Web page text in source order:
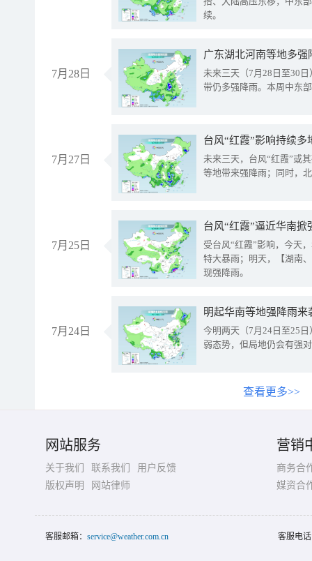
续。
7月28日
广东湖北河南等地多
未来三天（7月28日至30
带仍多强降雨。本周中东
7月27日
台风“红霞”影响持续
未来三天，台风“红霞”或
等地带来强降雨；同时，
7月25日
台风“红霞”逼近华南
受台风“红霞”影响，今天
特大暴雨；明天，【湖南
现强降雨。
7月24日
明起华南等地强降雨
今明两天（7月24日至25
弱态势，但局地仍会有强
查看更多>>
网站服务
关于我们 联系我们
用户反馈
版权声明
网站律师
营销
商务合
媒资合
客服邮箱： service@weather.com.cn 客服电